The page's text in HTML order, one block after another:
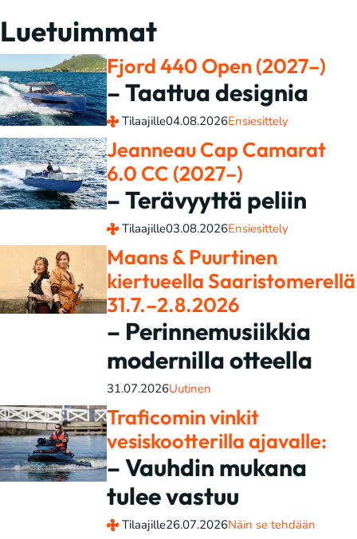
Luetuimmat
Fjord 440 Open (2027–)
– Taattua designia
Tilaajille04.08.2026Ensiesittely
Jeanneau Cap Camarat
6.0 CC (2027–)
– Terävyyttä peliin
Tilaajille03.08.2026Ensiesittely
Maans & Puurtinen
kiertueella Saaristomerellä
31.7.–2.8.2026
– Perinnemusiikkia
modernilla otteella
31.07.2026Uutinen
Traficomin vinkit
vesiskootterilla ajavalle:
– Vauhdin mukana
tulee vastuu
Tilaajille26.07.2026Näin se tehdään